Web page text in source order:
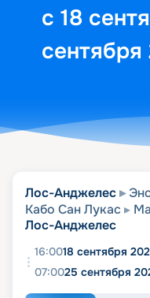
с 18
Лос-Анджелес
Кабо Сан Лукас
Лос-Анджелес
16:0018 сентября
07:0025 сентября